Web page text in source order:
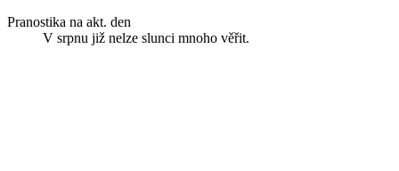
Pranostika na akt. den
V srpnu již nelze slunci mnoho věřit.